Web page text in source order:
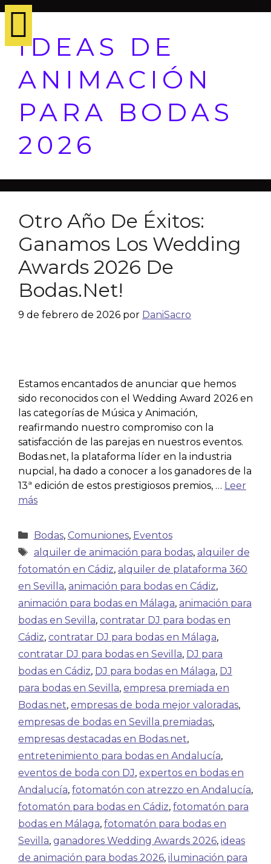
IDEAS DE
ANIMACIÓN
PARA BODAS
2026
Otro Año De Éxitos:
Ganamos Los Wedding
Awards 2026 De
Bodas.net!
9 de febrero de 2026 por DaniSacro
Estamos encantados de anunciar que hemos
sido reconocidos con el Wedding Award 2026 en
las categorías de Música y Animación,
reafirmando nuestro compromiso con la
satisfacción de las parejas en nuestros eventos.
Bodas.net, la plataforma líder en la industria
nupcial, ha dado a conocer a los ganadores de la
13ª edición de estos prestigiosos premios, … Leer
más
Bodas, Comuniones, Eventos
alquiler de animación para bodas, alquiler de
fotomatón en Cádiz, alquiler de plataforma 360
en Sevilla, animación para bodas en Cádiz,
animación para bodas en Málaga, animación para
bodas en Sevilla, contratar DJ para bodas en
Cádiz, contratar DJ para bodas en Málaga,
contratar DJ para bodas en Sevilla, DJ para
bodas en Cádiz, DJ para bodas en Málaga, DJ
para bodas en Sevilla, empresa premiada en
Bodas.net, empresas de boda mejor valoradas,
empresas de bodas en Sevilla premiadas,
empresas destacadas en Bodas.net,
entretenimiento para bodas en Andalucía,
eventos de boda con DJ, expertos en bodas en
Andalucía, fotomatón con atrezzo en Andalucía,
fotomatón para bodas en Cádiz, fotomatón para
bodas en Málaga, fotomatón para bodas en
Sevilla, ganadores Wedding Awards 2026, ideas
de animación para bodas 2026, iluminación para